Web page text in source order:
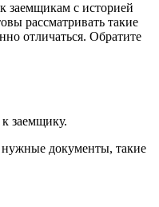
заемщикам с историей
рассматривать такие
отличаться. Обратите
заемщику.
нужные документы, такие